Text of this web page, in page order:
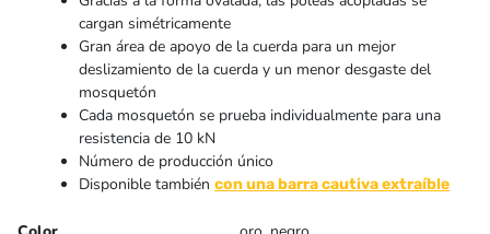
cargan simétricamente
Gran área de apoyo de la cuerda para un mejor
deslizamiento de la cuerda y un menor desgaste del
mosquetón
Cada mosquetón se prueba individualmente para una
resistencia de 10 kN
Número de producción único
Disponible también con una barra cautiva extraíble